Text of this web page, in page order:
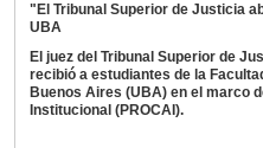
"El Tribunal Superior de Justicia
UBA
El juez del Tribunal Superior de
recibió a estudiantes de la
Buenos Aires (UBA) en el marco
Institucional (PROCAI).